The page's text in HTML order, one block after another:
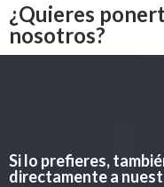
¿Quieres
nosotros?
Si lo prefieres,
directamente a